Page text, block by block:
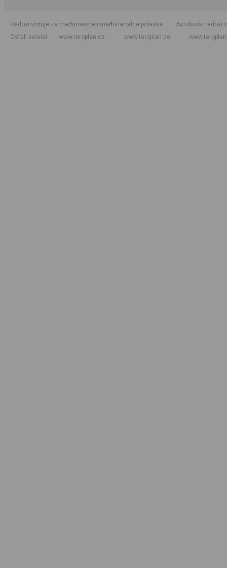
Redovi vožnje za međumesne i međunarodne polaske
Autobuski redovi
Ostali servisi
www.teroplan.cz www.teroplan.de